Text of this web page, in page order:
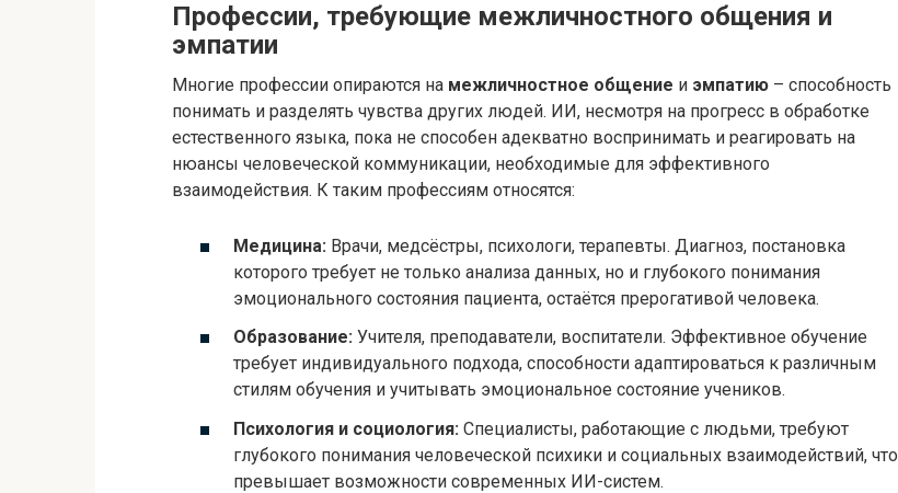
Профессии, требующие межличностного общения и
эмпатии
Многие профессии опираются на межличностное общение и эмпатию – способность
понимать и разделять чувства других людей. ИИ, несмотря на прогресс в обработке
естественного языка, пока не способен адекватно воспринимать и реагировать на
нюансы человеческой коммуникации, необходимые для эффективного
взаимодействия. К таким профессиям относятся:
Медицина: Врачи, медсёстры, психологи, терапевты. Диагноз, постановка
которого требует не только анализа данных, но и глубокого понимания
эмоционального состояния пациента, остаётся прерогативой человека.
Образование: Учителя, преподаватели, воспитатели. Эффективное обучение
требует индивидуального подхода, способности адаптироваться к различным
стилям обучения и учитывать эмоциональное состояние учеников.
Психология и социология: Специалисты, работающие с людьми, требуют
глубокого понимания человеческой психики и социальных взаимодействий, что
превышает возможности современных ИИ-систем.